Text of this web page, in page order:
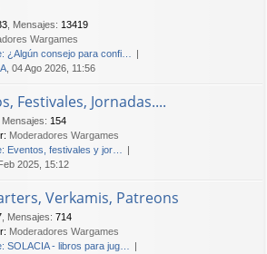
Mensajes: 13419
Wargames
¿Algún consejo para confi…
, 04 Ago 2026, 11:56
Festivales, Jornadas....
Mensajes: 154
Moderadores Wargames
Eventos, festivales y jor…
2025, 15:12
Verkamis, Patreons
Mensajes: 714
Moderadores Wargames
SOLACIA - libros para jug…